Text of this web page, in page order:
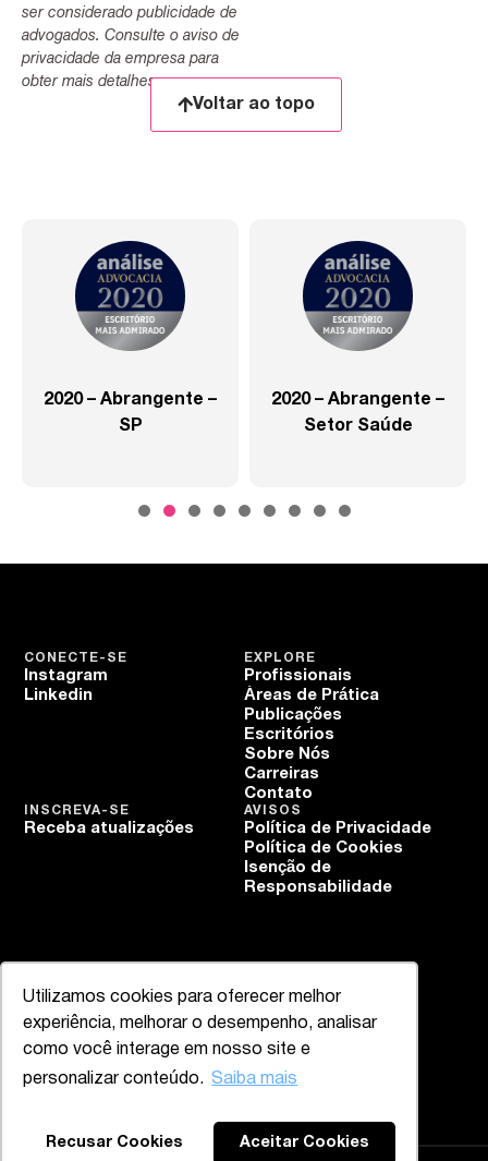
Utilizamos cookies para oferecer melhor
experiência, melhorar o desempenho, analisar
como você interage em nosso site e
personalizar conteúdo. Saiba mais
Recusar Cookies Aceitar Cookies
ser considerado publicidade de
advogados. Consulte o aviso de
privacidade da empresa para
obter mais detalhes.
Voltar ao topo
2020 – Abrangente –
SP
2020 – Abrangente –
Setor Saúde
EXPLORE
Profissionais
Áreas de Prática
Publicações
Escritórios
Sobre Nós
Carreiras
Contato
CONECTE-SE
Instagram
Linkedin
AVISOS
Política de Privacidade
Política de Cookies
Isenção de
Responsabilidade
INSCREVA-SE
Receba atualizações